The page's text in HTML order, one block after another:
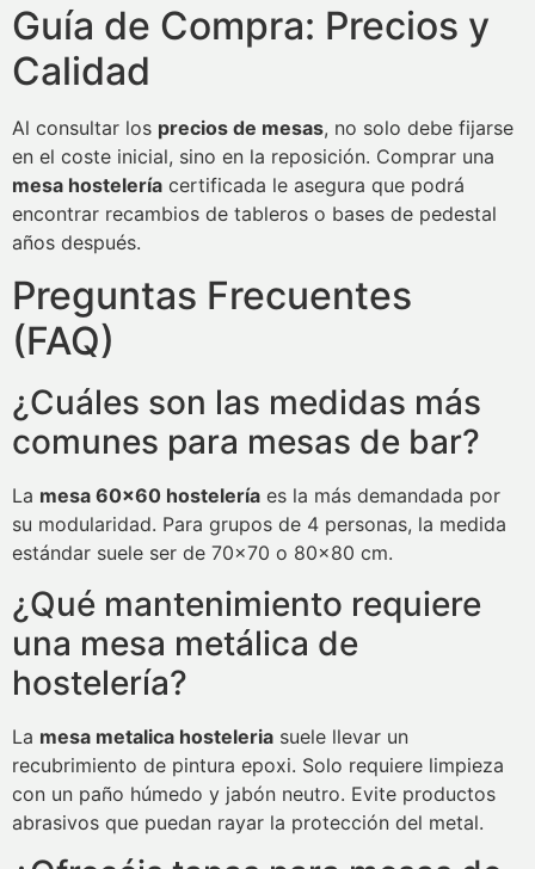
Guía de Compra: Precios y
Calidad
Al consultar los precios de mesas, no solo debe fijarse
en el coste inicial, sino en la reposición. Comprar una
mesa hostelería certificada le asegura que podrá
encontrar recambios de tableros o bases de pedestal
años después.
Preguntas Frecuentes
(FAQ)
¿Cuáles son las medidas más
comunes para mesas de bar?
La mesa 60×60 hostelería es la más demandada por
su modularidad. Para grupos de 4 personas, la medida
estándar suele ser de 70×70 o 80×80 cm.
¿Qué mantenimiento requiere
una mesa metálica de
hostelería?
La mesa metalica hosteleria suele llevar un
recubrimiento de pintura epoxi. Solo requiere limpieza
con un paño húmedo y jabón neutro. Evite productos
abrasivos que puedan rayar la protección del metal.